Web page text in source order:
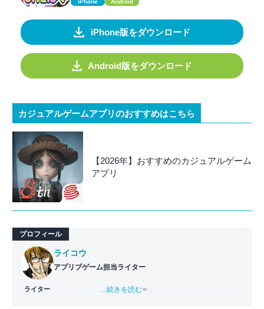
iPhone Android
iPhone版をダウンロード
Android版をダウンロード
カジュアルゲームアプリのおすすめはこちら
【2026年】おすすめのカジュアルゲーム
アプリ
プロフィール
ライター
ライコウ
アプリブゲーム担当ライター
バンタンゲームアカデミー 出身。「広く深く」をモットー
...続きを読む